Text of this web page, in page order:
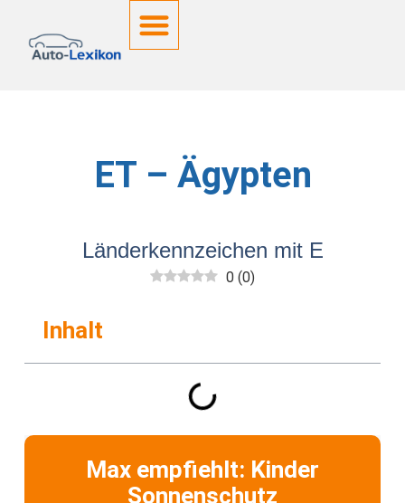
ET – Ägypten
Länderkennzeichen mit E
0 (0)
Inhalt
Max empfiehlt: Kinder
Sonnenschutz